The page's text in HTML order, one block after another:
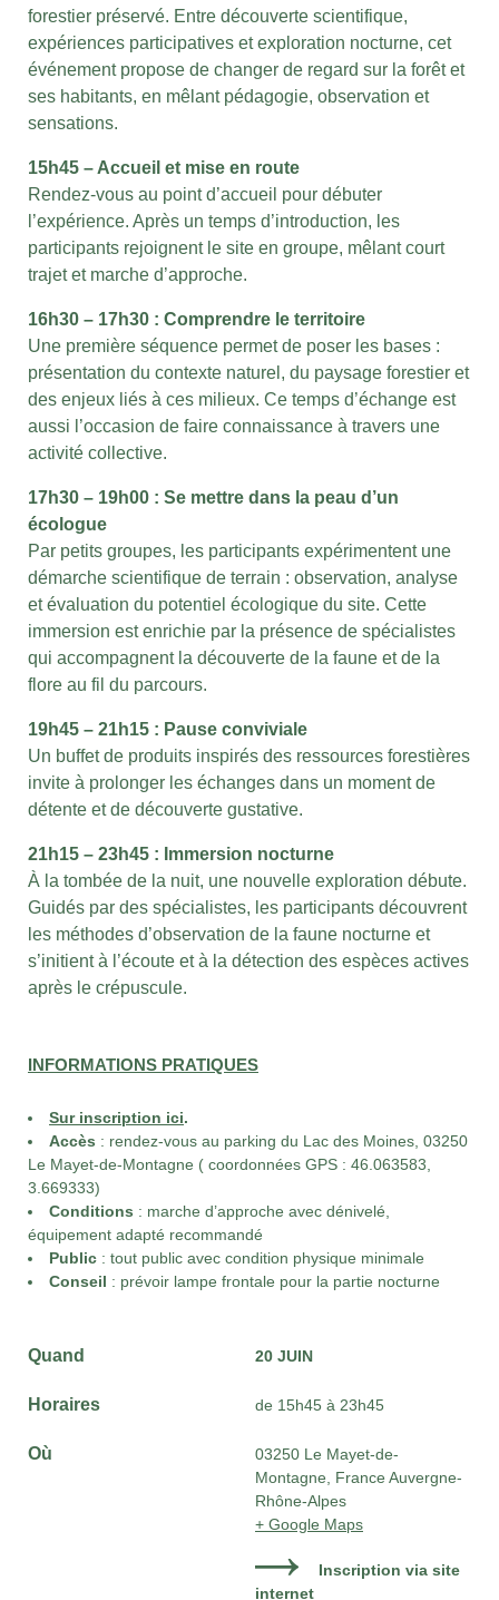
forestier préservé. Entre découverte scientifique,
expériences participatives et exploration nocturne, cet
événement propose de changer de regard sur la forêt et
ses habitants, en mêlant pédagogie, observation et
sensations.
15h45 – Accueil et mise en route
Rendez-vous au point d’accueil pour débuter
l’expérience. Après un temps d’introduction, les
participants rejoignent le site en groupe, mêlant court
trajet et marche d’approche.
16h30 – 17h30 : Comprendre le territoire
Une première séquence permet de poser les bases :
présentation du contexte naturel, du paysage forestier et
des enjeux liés à ces milieux. Ce temps d’échange est
aussi l’occasion de faire connaissance à travers une
activité collective.
17h30 – 19h00 : Se mettre dans la peau d’un
écologue
Par petits groupes, les participants expérimentent une
démarche scientifique de terrain : observation, analyse
et évaluation du potentiel écologique du site. Cette
immersion est enrichie par la présence de spécialistes
qui accompagnent la découverte de la faune et de la
flore au fil du parcours.
19h45 – 21h15 : Pause conviviale
Un buffet de produits inspirés des ressources forestières
invite à prolonger les échanges dans un moment de
détente et de découverte gustative.
21h15 – 23h45 : Immersion nocturne
À la tombée de la nuit, une nouvelle exploration débute.
Guidés par des spécialistes, les participants découvrent
les méthodes d’observation de la faune nocturne et
s’initient à l’écoute et à la détection des espèces actives
après le crépuscule.
INFORMATIONS PRATIQUES
Sur inscription ici.
Accès : rendez-vous au parking du Lac des Moines, 03250
Le Mayet-de-Montagne ( coordonnées GPS : 46.063583,
3.669333)
Conditions : marche d’approche avec dénivelé,
équipement adapté recommandé
Public : tout public avec condition physique minimale
Conseil : prévoir lampe frontale pour la partie nocturne
Quand 20 JUIN
Horaires de 15h45 à 23h45
Où
03250 Le Mayet-de-
Montagne, France Auvergne-
Rhône-Alpes
+ Google Maps
Inscription via site
internet